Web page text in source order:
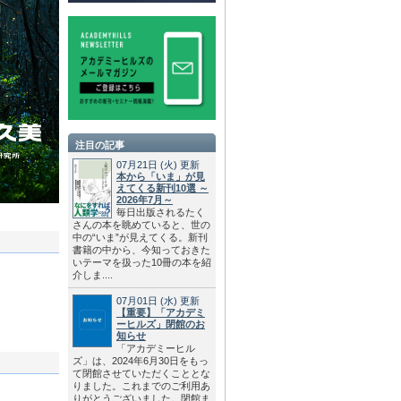
注目の記事
07月21日 (火) 更新
本から「いま」が見
えてくる新刊10選 ～
2026年7月～
毎日出版されるたく
さんの本を眺めていると、世の
中の“いま”が見えてくる。新刊
書籍の中から、今知っておきた
いテーマを扱った10冊の本を紹
介しま....
07月01日 (水) 更新
【重要】「アカデミ
ーヒルズ」閉館のお
知らせ
「アカデミーヒル
ズ」は、2024年6月30日をもっ
て閉館させていただくこととな
りました。これまでのご利用あ
りがとうございました。閉館ま